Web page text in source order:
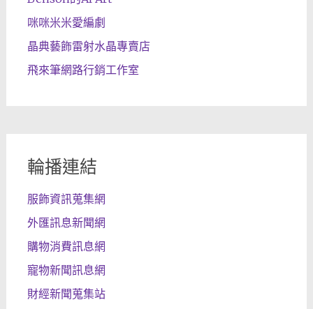
咪咪米米愛編劇
晶典藝飾雷射水晶專賣店
飛來筆網路行銷工作室
輪播連結
服飾資訊蒐集網
外匯訊息新聞網
購物消費訊息網
寵物新聞訊息網
財經新聞蒐集站